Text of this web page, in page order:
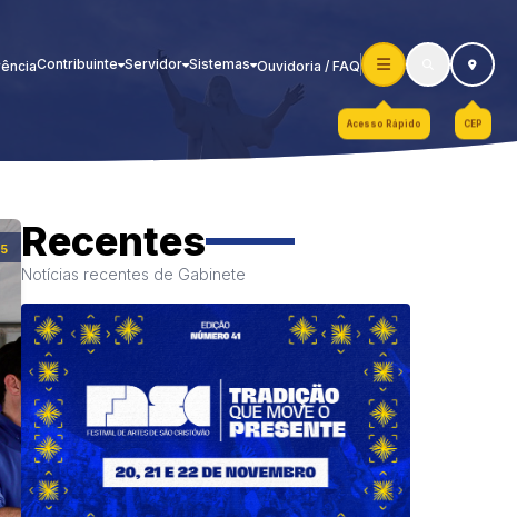
Contribuinte Servidor Sistemas Ouvidoria / FAQ
Acesso Rápido CEP
Recentes
Notícias recentes de Gabinete